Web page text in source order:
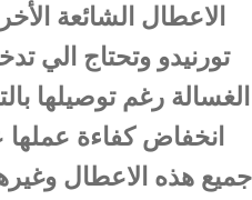
الاعطال الشائعة
تورنيدو وتحتاج الي
الغسالة رغم توصيلها
انخفاض كفاءة
جميع هذه الاعطال